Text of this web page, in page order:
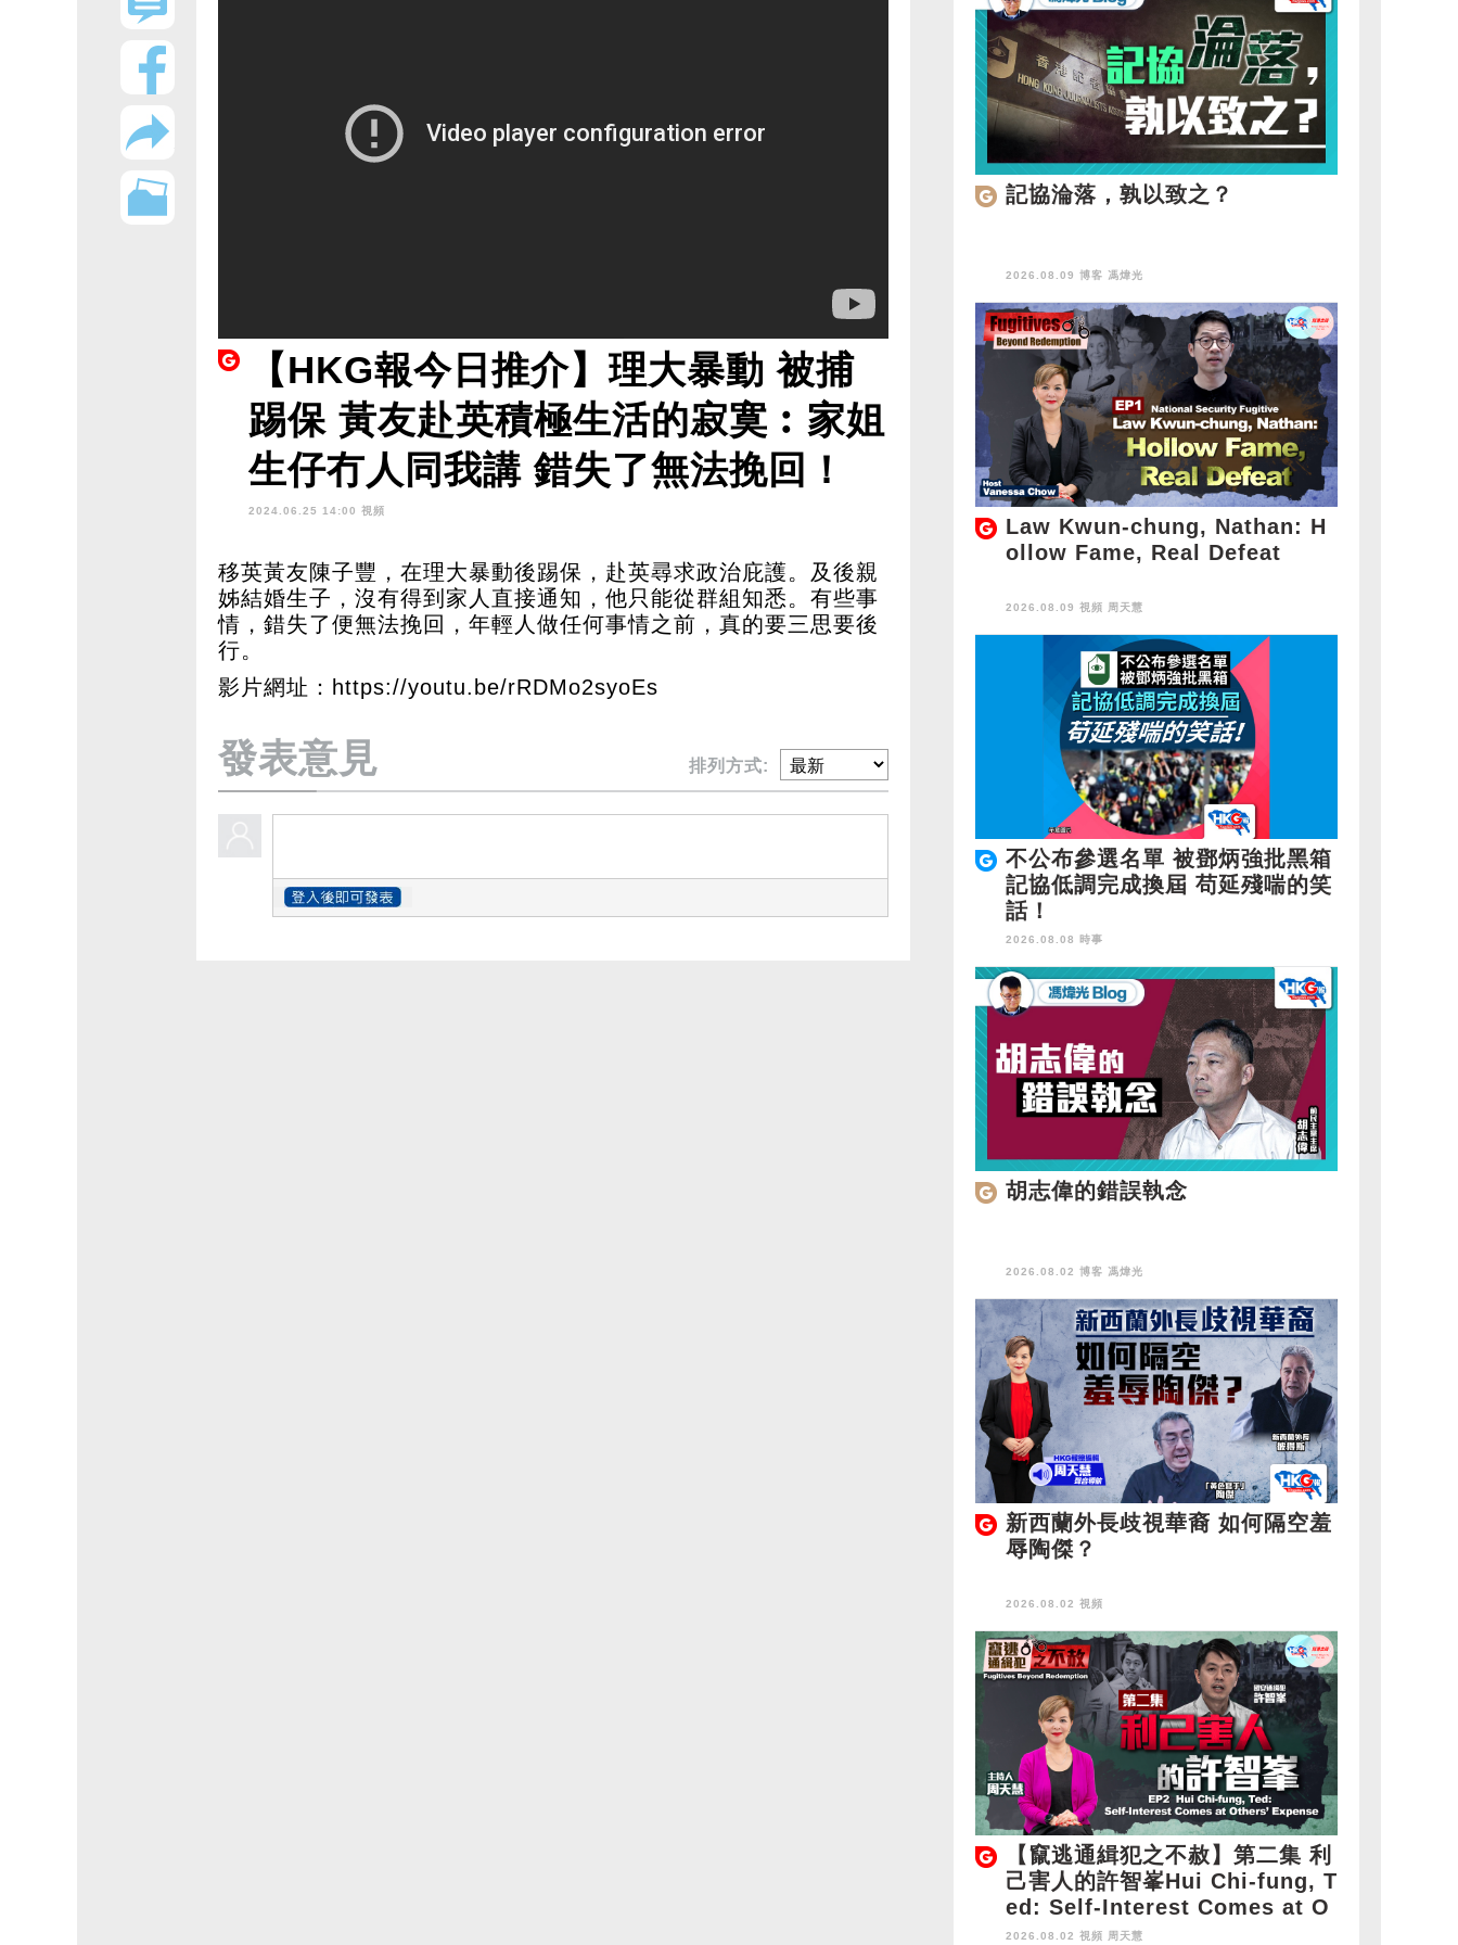
【HKG報今日推介】理大暴動 被捕
踢保 黃友赴英積極生活的寂寞︰家姐
生仔冇人同我講 錯失了無法挽回！
2024.06.25 14:00 視頻
移英黃友陳子豐，在理大暴動後踢保，赴英尋求政治庇護。及後親
姊結婚生子，沒有得到家人直接通知，他只能從群組知悉。有些事
情，錯失了便無法挽回，年輕人做任何事情之前，真的要三思要後
行。
影片網址：https://youtu.be/rRDMo2syoEs
發表意見 排列方式:
記協淪落，孰以致之？
2026.08.09 博客 馮煒光
Law Kwun-chung, Nathan: H
ollow Fame, Real Defeat
2026.08.09 視頻 周天慧
不公布參選名單 被鄧炳強批黑箱
記協低調完成換屆 苟延殘喘的笑
話！
2026.08.08 時事
胡志偉的錯誤執念
2026.08.02 博客 馮煒光
新西蘭外長歧視華裔 如何隔空羞
辱陶傑？
2026.08.02 視頻
【竄逃通緝犯之不赦】第二集 利
己害人的許智峯Hui Chi-fung, T
ed: Self-Interest Comes at O
thers' Expense
2026.08.02 視頻 周天慧